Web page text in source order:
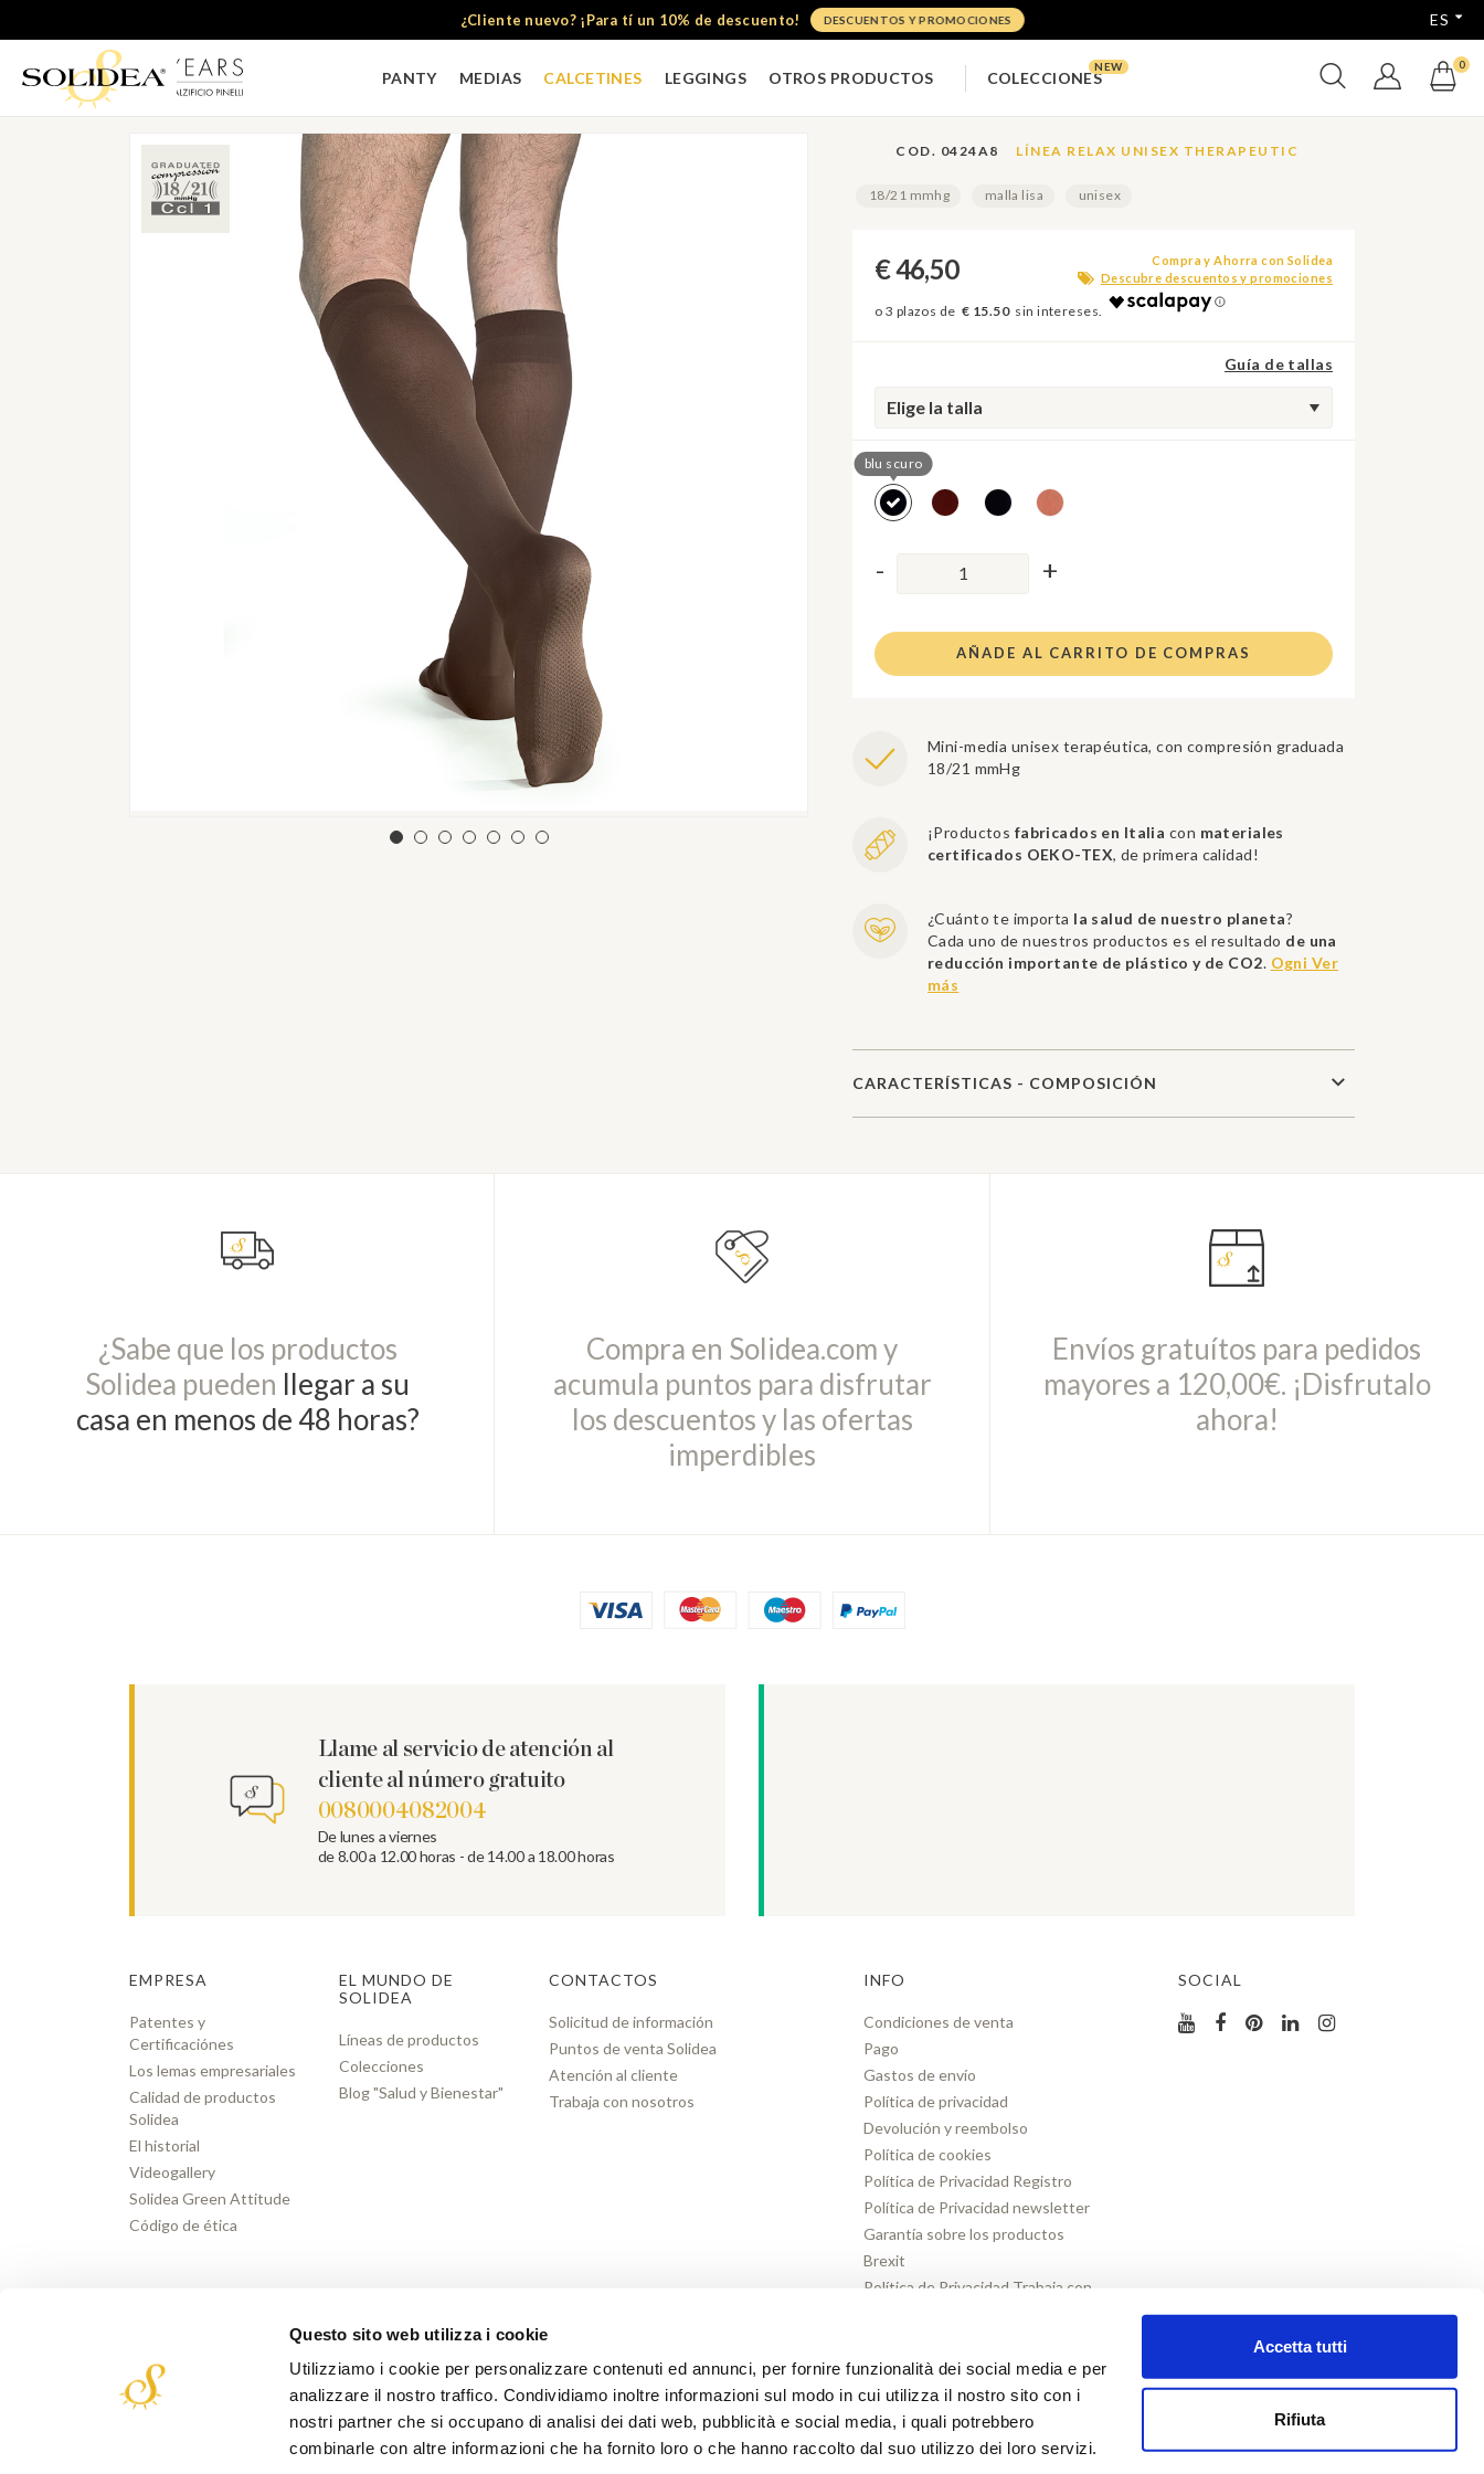
Questo sito web utilizza i cookie
Utilizziamo i cookie per personalizzare contenuti ed annunci, per fornire funzionalità dei social media e per
analizzare il nostro traffico. Condividiamo inoltre informazioni sul modo in cui utilizza il nostro sito con i
nostri partner che si occupano di analisi dei dati web, pubblicità e social media, i quali potrebbero
combinarle con altre informazioni che ha fornito loro o che hanno raccolto dal suo utilizzo dei loro servizi.
Accetta tutti
Rifiuta
¿Cliente nuevo? ¡Para tí un 10% de descuento! DESCUENTOS Y PROMOCIONES ES
PANTY MEDIAS CALCETINES LEGGINGS OTROS PRODUCTOS COLECCIONES
0
Relax CCL. 1 Punta Cerrada
COD. 0424A8 LÍNEA RELAX UNISEX THERAPEUTIC
18/21 mmhg malla lisa unisex
Compra y Ahorra con Solidea
Descubre descuentos y promociones
€ 46,50
€ 15.50
Guía de tallas
Elige la talla
blu scuro
AÑADE AL CARRITO DE COMPRAS
Mini-media unisex terapéutica, con compresión graduada
18/21 mmHg
¡Productos fabricados en Italia con materiales
certificados OEKO-TEX, de primera calidad!
¿Cuánto te importa la salud de nuestro planeta?
Cada uno de nuestros productos es el resultado de una
reducción importante de plástico y de CO2. Ogni Ver
más
CARACTERÍSTICAS - COMPOSICIÓN
¿Sabe que los productos
Solidea pueden llegar a su
casa en menos de 48 horas?
Compra en Solidea.com y
acumula puntos para disfrutar
los descuentos y las ofertas
imperdibles
Envíos gratuítos para pedidos
mayores a 120,00€. ¡Disfrutalo
ahora!
Llame al servicio de atención al
cliente al número gratuito
0080004082004
De lunes a viernes
de 8.00 a 12.00 horas - de 14.00 a 18.00 horas
EMPRESA
Patentes y
Certificaciónes
Los lemas empresariales
Calidad de productos
Solidea
El historial
Videogallery
Solidea Green Attitude
Código de ética
EL MUNDO DE
SOLIDEA
Líneas de productos
Colecciones
Blog "Salud y Bienestar"
CONTACTOS
Solicitud de información
Puntos de venta Solidea
Atención al cliente
Trabaja con nosotros
INFO
Condiciones de venta
Pago
Gastos de envío
Política de privacidad
Devolución y reembolso
Política de cookies
Política de Privacidad Registro
Política de Privacidad newsletter
Garantía sobre los productos
Brexit
Política de Privacidad Trabaja con
Transparencia
SOCIAL